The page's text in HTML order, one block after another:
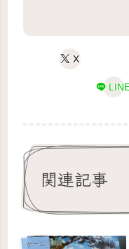
X
関連記事
ゲーム